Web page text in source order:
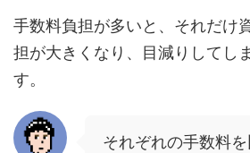
手数料負担が多いと、それだけ
担が大きくなり、目減りしてし
す。
それぞれの手数料